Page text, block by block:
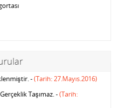
-(Tarih: 27.Mayıs.2016)
Taşımaz. -(Tarih: